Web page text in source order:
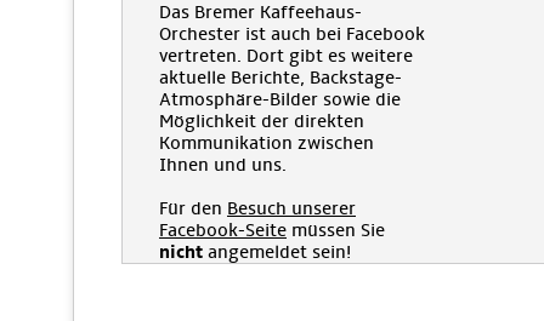
Das Bremer Kaffeehaus-
Orchester ist auch bei Facebook
vertreten. Dort gibt es weitere
aktuelle Berichte, Backstage-
Atmosphäre-Bilder sowie die
Möglichkeit der direkten
Kommunikation zwischen
Ihnen und uns.
Für den Besuch unserer
Facebook-Seite müssen Sie
nicht angemeldet sein!